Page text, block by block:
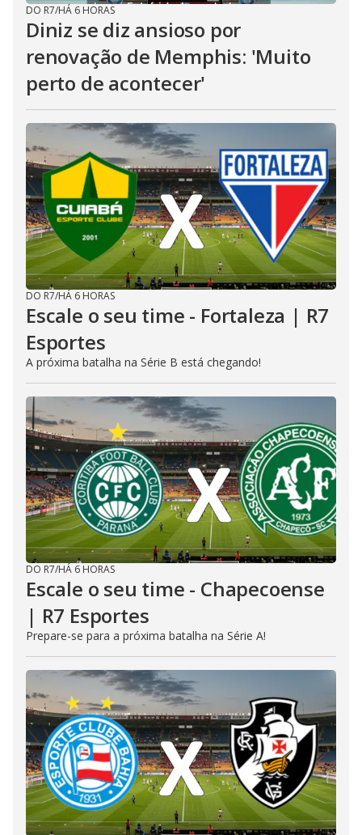
DO R7/HÁ 6 HORAS
Diniz se diz ansioso por
renovação de Memphis: 'Muito
perto de acontecer'
DO R7/HÁ 6 HORAS
Escale o seu time - Fortaleza | R7
Esportes
A próxima batalha na Série B está chegando!
DO R7/HÁ 6 HORAS
Escale o seu time - Chapecoense
| R7 Esportes
Prepare-se para a próxima batalha na Série A!